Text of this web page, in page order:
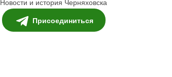
Новости и история Черняховска
Присоединиться